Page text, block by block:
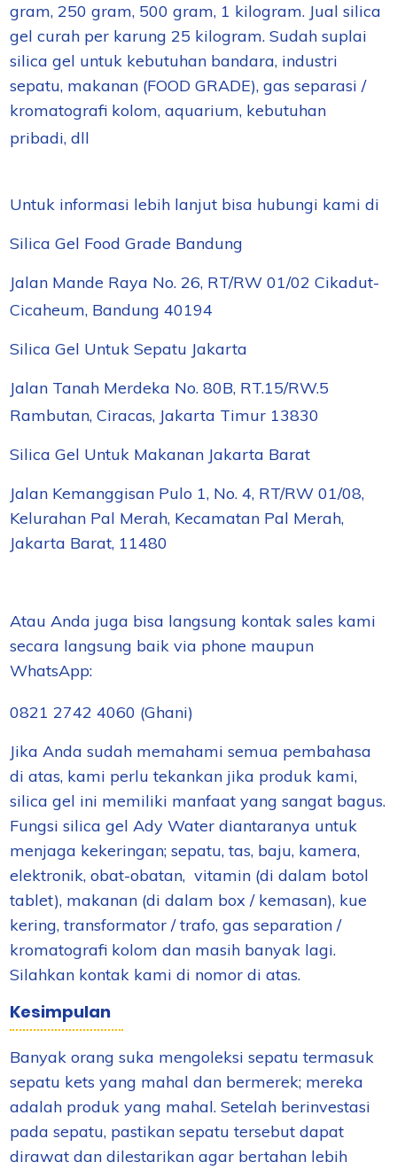
gram, 250 gram, 500 gram, 1 kilogram. Jual silica
gel curah per karung 25 kilogram. Sudah suplai
silica gel untuk kebutuhan bandara, industri
sepatu, makanan (FOOD GRADE), gas separasi /
kromatografi kolom, aquarium, kebutuhan
pribadi, dll
Untuk informasi lebih lanjut bisa hubungi kami di
Silica Gel Food Grade Bandung
Jalan Mande Raya No. 26, RT/RW 01/02 Cikadut-
Cicaheum, Bandung 40194
Silica Gel Untuk Sepatu Jakarta
Jalan Tanah Merdeka No. 80B, RT.15/RW.5
Rambutan, Ciracas, Jakarta Timur 13830
Silica Gel Untuk Makanan Jakarta Barat
Jalan Kemanggisan Pulo 1, No. 4, RT/RW 01/08,
Kelurahan Pal Merah, Kecamatan Pal Merah,
Jakarta Barat, 11480
Atau Anda juga bisa langsung kontak sales kami
secara langsung baik via phone maupun
WhatsApp:
0821 2742 4060 (Ghani)
Jika Anda sudah memahami semua pembahasa
di atas, kami perlu tekankan jika produk kami,
silica gel ini memiliki manfaat yang sangat bagus.
Fungsi silica gel Ady Water diantaranya untuk
menjaga kekeringan; sepatu, tas, baju, kamera,
elektronik, obat-obatan, vitamin (di dalam botol
tablet), makanan (di dalam box / kemasan), kue
kering, transformator / trafo, gas separation /
kromatografi kolom dan masih banyak lagi.
Silahkan kontak kami di nomor di atas.
Kesimpulan
Banyak orang suka mengoleksi sepatu termasuk
sepatu kets yang mahal dan bermerek; mereka
adalah produk yang mahal. Setelah berinvestasi
pada sepatu, pastikan sepatu tersebut dapat
dirawat dan dilestarikan agar bertahan lebih